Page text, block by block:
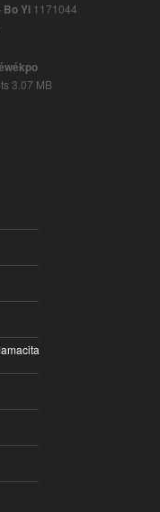
Bo Yi 1171044
3.07 MB